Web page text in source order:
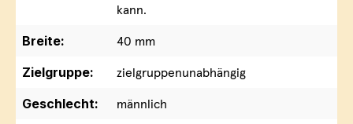
kann.
Breite:
40 mm
Zielgruppe:
zielgruppenunabhängig
Geschlecht:
männlich